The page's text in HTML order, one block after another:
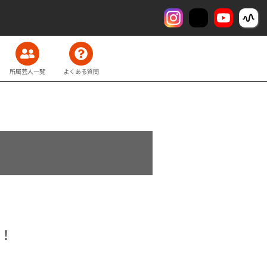
所属芸人一覧 よくある質問